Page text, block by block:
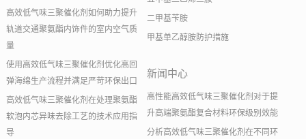
高效低气味三聚催化剂如何助力提升
轨道交通聚氨酯内饰件的室内空气质
量
使用高效低气味三聚催化剂优化高回
弹海绵生产流程并满足严苛环保出口
高效低气味三聚催化剂在处理聚氨酯
软泡内芯异味去除工艺的技术应用指
导
二甲基苄胺
甲基单乙醇胺防护措施
新闻中心
高性能高效低气味三聚催化剂对于提
升高端聚氨酯复合材料环保级别效能
分析高效低气味三聚催化剂在不同环